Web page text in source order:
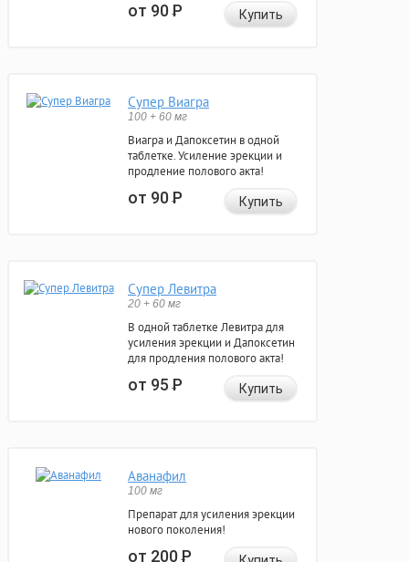
от 90Р Купить
Супер Виагра
100 + 60 мг
Виагра и Дапоксетин в одной
таблетке. Усиление эрекции и
продление полового акта!
от 90Р Купить
Супер Левитра
20 + 60 мг
В одной таблетке Левитра для
усиления эрекции и Дапоксетин
для продления полового акта!
от 95Р Купить
Аванафил
100 мг
Препарат для усиления эрекции
нового поколения!
от 200Р